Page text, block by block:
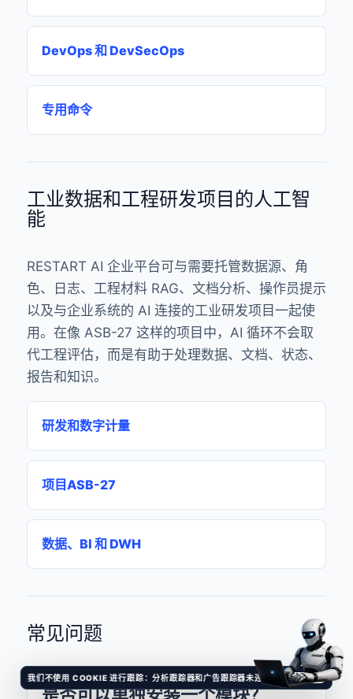
DevOps 和 DevSecOps
专用命令
工业数据和工程研发项目的人工智
能
RESTART AI 企业平台可与需要托管数据源、角
色、日志、工程材料 RAG、文档分析、操作员提示
以及与企业系统的 AI 连接的工业研发项目一起使
用。在像 ASB-27 这样的项目中，AI 循环不会取
代工程评估，而是有助于处理数据、文档、状态、
报告和知识。
研发和数字计量
项目ASB-27
数据、BI 和 DWH
常见问题
是否可以单独安装一个模块？
我们不使用 COOKIE 进行跟踪：分析跟踪器和广告跟踪器未连接。 天气晴朗